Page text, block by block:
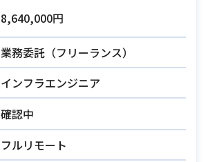
下記の業務を担っていただく想定で
・AWS基盤（ネットワーク/セキュリ
ティ/運用など）の設計および構築
・各種基盤設計書（構成図、パラメ
ータ設計、方針書等）の作成
・トラブルシューティング対応
※詳細は面談時にお伝えします。
【技術要素（対象範囲）】
8,640,000円
業務委託（フリーランス）
インフラエンジニア
確認中
フルリモート